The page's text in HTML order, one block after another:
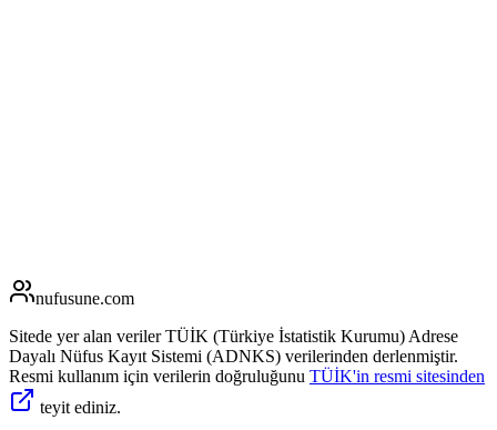
nufusune.com
Sitede yer alan veriler TÜİK (Türkiye İstatistik Kurumu) Adrese
Dayalı Nüfus Kayıt Sistemi (ADNKS) verilerinden derlenmiştir.
Resmi kullanım için verilerin doğruluğunu TÜİK'in resmi sitesinden
teyit ediniz.